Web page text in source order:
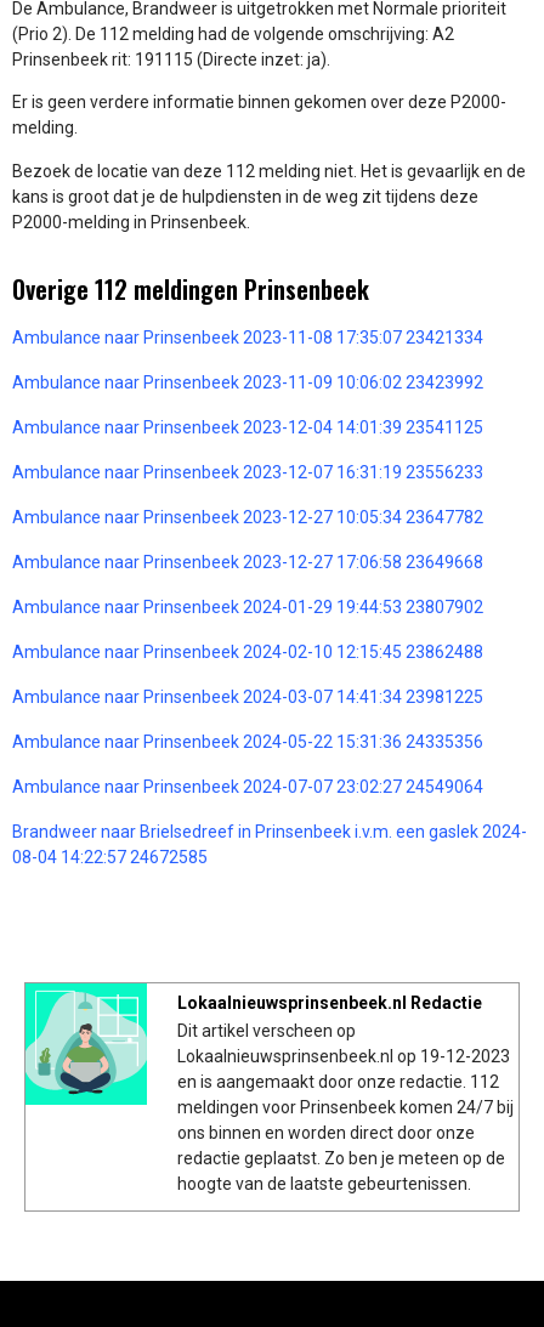
De Ambulance, Brandweer is uitgetrokken met Normale prioriteit
(Prio 2). De 112 melding had de volgende omschrijving: A2
Prinsenbeek rit: 191115 (Directe inzet: ja).
Er is geen verdere informatie binnen gekomen over deze P2000-
melding.
Bezoek de locatie van deze 112 melding niet. Het is gevaarlijk en de
kans is groot dat je de hulpdiensten in de weg zit tijdens deze
P2000-melding in Prinsenbeek.
Overige 112 meldingen Prinsenbeek
Ambulance naar Prinsenbeek 2023-11-08 17:35:07 23421334
Ambulance naar Prinsenbeek 2023-11-09 10:06:02 23423992
Ambulance naar Prinsenbeek 2023-12-04 14:01:39 23541125
Ambulance naar Prinsenbeek 2023-12-07 16:31:19 23556233
Ambulance naar Prinsenbeek 2023-12-27 10:05:34 23647782
Ambulance naar Prinsenbeek 2023-12-27 17:06:58 23649668
Ambulance naar Prinsenbeek 2024-01-29 19:44:53 23807902
Ambulance naar Prinsenbeek 2024-02-10 12:15:45 23862488
Ambulance naar Prinsenbeek 2024-03-07 14:41:34 23981225
Ambulance naar Prinsenbeek 2024-05-22 15:31:36 24335356
Ambulance naar Prinsenbeek 2024-07-07 23:02:27 24549064
Brandweer naar Brielsedreef in Prinsenbeek i.v.m. een gaslek 2024-
08-04 14:22:57 24672585
Lokaalnieuwsprinsenbeek.nl Redactie
Dit artikel verscheen op
Lokaalnieuwsprinsenbeek.nl op 19-12-2023
en is aangemaakt door onze redactie. 112
meldingen voor Prinsenbeek komen 24/7 bij
ons binnen en worden direct door onze
redactie geplaatst. Zo ben je meteen op de
hoogte van de laatste gebeurtenissen.